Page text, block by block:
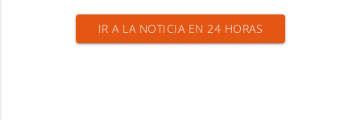
IR A LA NOTICIA EN 24 HORAS